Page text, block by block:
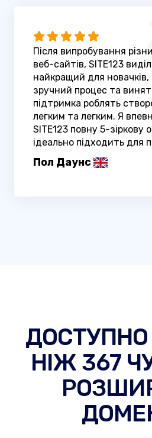
Після випробування
веб-сайтів, SITE123
найкращий для новачків,
зручний процес та
підтримка роблять
легким та легким. Я
SITE123 повну 5-зіркову
ідеально підходить для
Пол Даунс
ДОСТУПНО
НІЖ 367